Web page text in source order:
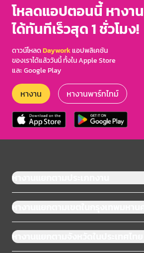
โหลดแอปตอนนี้ หางาน
ได้ทันทีเร็วสุด 1 ชั่วโมง!
ดาวน์โหลดDayworkแอปพลิเคชัน
ของเราได้แล้ววันนี้ ทั้งใน Apple Store
และ Google Play
หางาน หางานพาร์ทไทม์
หางานแยกตามประเภทงาน
หางานแยกตามเขตในกรุงเทพมหานคร
หางานแยกตามจังหวัดในประเทศไทย